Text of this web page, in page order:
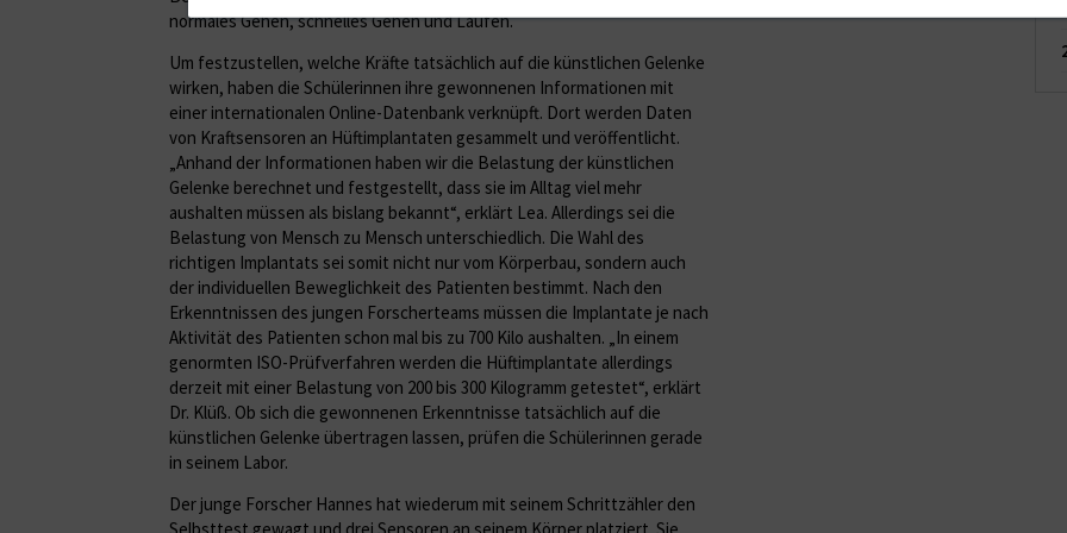
normales Gehen, schnelles Gehen und Laufen.
Um festzustellen, welche Kräfte tatsächlich auf die künstlichen Gelenke
wirken, haben die Schülerinnen ihre gewonnenen Informationen mit
einer internationalen Online-Datenbank verknüpft. Dort werden Daten
von Kraftsensoren an Hüftimplantaten gesammelt und veröffentlicht.
„Anhand der Informationen haben wir die Belastung der künstlichen
Gelenke berechnet und festgestellt, dass sie im Alltag viel mehr
aushalten müssen als bislang bekannt“, erklärt Lea. Allerdings sei die
Belastung von Mensch zu Mensch unterschiedlich. Die Wahl des
richtigen Implantats sei somit nicht nur vom Körperbau, sondern auch
der individuellen Beweglichkeit des Patienten bestimmt. Nach den
Erkenntnissen des jungen Forscherteams müssen die Implantate je nach
Aktivität des Patienten schon mal bis zu 700 Kilo aushalten. „In einem
genormten ISO-Prüfverfahren werden die Hüftimplantate allerdings
derzeit mit einer Belastung von 200 bis 300 Kilogramm getestet“, erklärt
Dr. Klüß. Ob sich die gewonnenen Erkenntnisse tatsächlich auf die
künstlichen Gelenke übertragen lassen, prüfen die Schülerinnen gerade
in seinem Labor.
Der junge Forscher Hannes hat wiederum mit seinem Schrittzähler den